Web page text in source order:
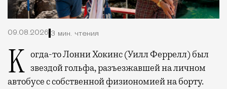
09.08.2026 3 мин. чтения
Когда-то Лонни Хокинс (Уилл Феррелл) был звездой гольфа, разъезжавшей на личном
автобусе с собственной физиономией на борту.